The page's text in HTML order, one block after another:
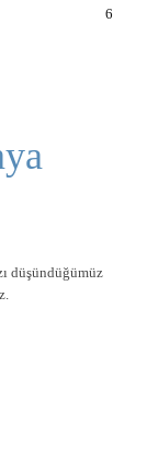
6
düşündüğümüz